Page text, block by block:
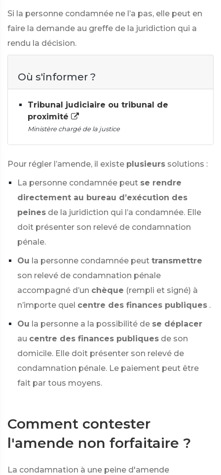
Si la personne condamnée ne l’a pas, elle peut en
faire la demande au greffe de la juridiction qui a
rendu la décision.
Où s'informer ?
Tribunal judiciaire ou tribunal de
proximité
Ministère chargé de la justice
Pour régler l’amende, il existe plusieurs solutions :
La personne condamnée peut se rendre
directement au bureau d’exécution des
peines de la juridiction qui l’a condamnée. Elle
doit présenter son relevé de condamnation
pénale.
Ou la personne condamnée peut transmettre
son relevé de condamnation pénale
accompagné d’un chèque (rempli et signé) à
n’importe quel centre des finances publiques .
Ou la personne a la possibilité de se déplacer
au centre des finances publiques de son
domicile. Elle doit présenter son relevé de
condamnation pénale. Le paiement peut être
fait par tous moyens.
Comment contester
l'amende non forfaitaire ?
La condamnation à une peine d'amende